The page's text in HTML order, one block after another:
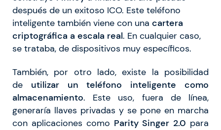
después de un exitoso ICO. Este teléfono
inteligente también viene con una cartera
criptográfica a escala real. En cualquier caso,
se trataba, de dispositivos muy específicos.
También, por otro lado, existe la posibilidad
de utilizar un teléfono inteligente como
almacenamiento. Este uso, fuera de línea,
generaría llaves privadas y se pone en marcha
con aplicaciones como Parity Singer 2.0 para